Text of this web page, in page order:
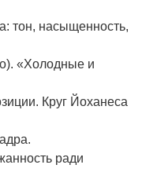
тон, насыщенность,
«Холодные и
Круг Йоханеса
ради